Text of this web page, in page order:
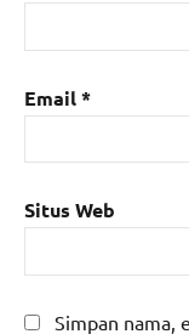
Email*
Situs Web
Simpan nama,